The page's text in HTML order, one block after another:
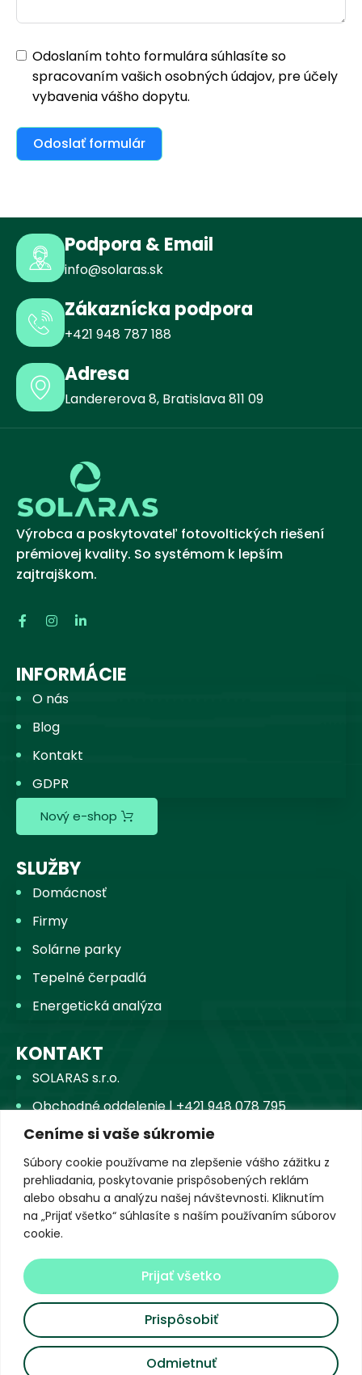
Ceníme si vaše súkromie
Súbory cookie používame na zlepšenie vášho zážitku z
prehliadania, poskytovanie prispôsobených reklám
alebo obsahu a analýzu našej návštevnosti. Kliknutím
na „Prijať všetko“ súhlasíte s naším používaním súborov
cookie.
Prispôsobiť
Odmietnuť
Prijať všetko
Odoslaním tohto formulára súhlasíte so
spracovaním vašich osobných údajov, pre účely
vybavenia vášho dopytu.
Odoslať formulár
Podpora & Email
info@solaras.sk
Zákaznícka podpora
+421 948 787 188
Adresa
Landererova 8, Bratislava 811 09
Výrobca a poskytovateľ fotovoltických riešení
prémiovej kvality. So systémom k lepším
zajtrajškom.
INFORMÁCIE
O nás
Blog
Kontakt
GDPR
Nový e-shop
SLUŽBY
Domácnosť
Firmy
Solárne parky
Tepelné čerpadlá
Energetická analýza
KONTAKT
SOLARAS s.r.o.
Obchodné oddelenie | +421 948 078 795
Zákaznícka linka | +421 948 787 188
Zákaznícka linka | +421 948 787 020
info@solaras.sk
Landererova 8,
Všetky práva vyhradené SOLARAS